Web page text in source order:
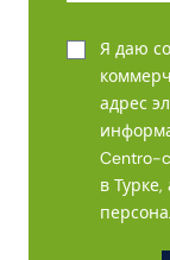
Я даю
адрес
Centro-
в